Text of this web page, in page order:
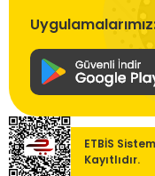
ETBİS
Kayıtlıdır.